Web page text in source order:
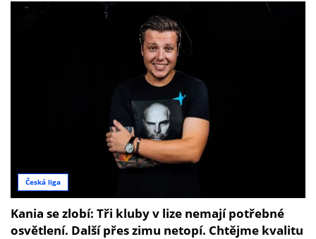
Česká liga
Kania se zlobí: Tři kluby v lize nemají potřebné
osvětlení. Další přes zimu netopí. Chtějme kvalitu